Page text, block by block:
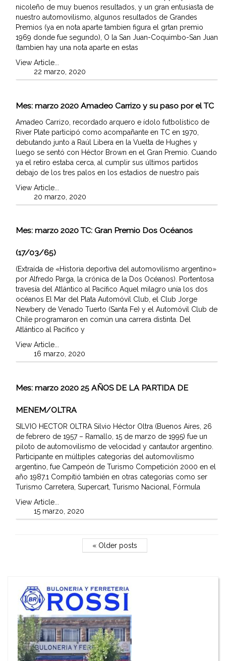
nicoleño de muy buenos resultados, y un gran entusiasta de
nuestro automovilismo, algunos resultados de Grandes
Premios (ya en nota aparte tambien figura el grtan premio
1969 donde fue segundo), O la San Juan-Coquimbo-San Juan
(tambien hay una nota aparte en estas
View Article...
22 marzo, 2020
Mes: marzo 2020 Amadeo Carrizo y su paso por el TC
Amadeo Carrizo, recordado arquero e ídolo futbolístico de
River Plate participó como acompañante en TC en 1970,
debutando junto a Raúl Libera en la Vuelta de Hughes y
luego se sentó con Héctor Brown en el Gran Premio. Cuando
ya el retiro estaba cerca, al cumplir sus últimos partidos
debajo de los tres palos en los estadios de nuestro país
View Article...
20 marzo, 2020
Mes: marzo 2020 TC: Gran Premio Dos Océanos
(17/03/65)
(Extraída de «Historia deportiva del automovilismo argentino»
por Alfredo Parga, la crónica de la Dos Océanos). Portentosa
travesía del Atlántico al Pacífico Aquel milagro unía los dos
océanos El Mar del Plata Automóvil Club, el Club Jorge
Newbery de Venado Tuerto (Santa Fe) y el Automóvil Club de
Chile programaron en común una carrera distinta. Del
Atlántico al Pacífico y
View Article...
16 marzo, 2020
Mes: marzo 2020 25 AÑOS DE LA PARTIDA DE
MENEM/OLTRA
SILVIO HECTOR OLTRA Silvio Héctor Oltra (Buenos Aires, 26
de febrero de 1957 – Ramallo, 15 de marzo de 1995) fue un
piloto de automovilismo de velocidad y cantautor argentino.
Participante en múltiples categorías del automovilismo
argentino, fue Campeón de Turismo Competición 2000 en el
año 1987.1​ Compitió también en otras categorías como ser
Turismo Carretera, Supercart, Turismo Nacional, Fórmula
View Article...
15 marzo, 2020
« Older posts